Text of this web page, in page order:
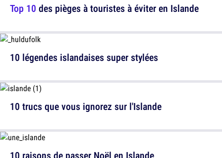
10 légendes islandaises super stylées
10 raisons de passer Noël en Islande
Top 10 des pièges à touristes à éviter en Islande
10 trucs que vous ignorez sur l'Islande